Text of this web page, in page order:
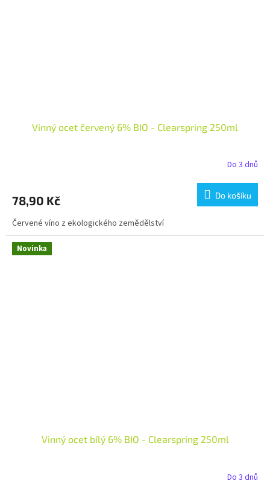
Vinný ocet červený 6% BIO - Clearspring 250ml
Do 3 dnů
78,90 Kč Do košíku
Červené víno z ekologického zemědělství
Novinka
Vinný ocet bílý 6% BIO - Clearspring 250ml
Do 3 dnů